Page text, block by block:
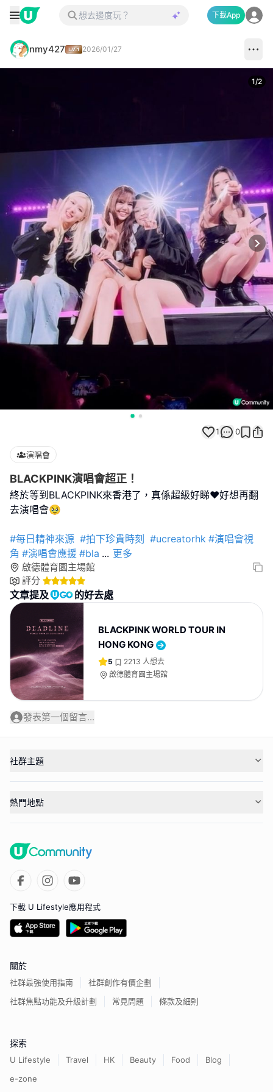
下載App
nmy427 2026/01/27
1/2
1 0
演唱會
BLACKPINK演唱會超正！
終於等到BLACKPINK來香港了，真係超級好睇❤️好想再翻
去演唱會🥹
#每日精神來源 #拍下珍貴時刻 #ucreatorhk #演唱會視
角 #演唱會應援 #bla ... 更多
啟德體育園主場館
評分
文章提及 的好去處
BLACKPINK WORLD TOUR IN
HONG KONG
5 2213 人想去
啟德體育園主場館
發表第一個留言...
社群主題
熱門地點
下載 U Lifestyle應用程式
關於
社群最強使用指南
社群創作有價企劃
社群焦點功能及升級計劃
常見問題 條款及細則
探索
U Lifestyle Travel HK Beauty Food
Blog
e-zone